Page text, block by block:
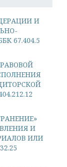
И
67.404.5
И
ИЛИ